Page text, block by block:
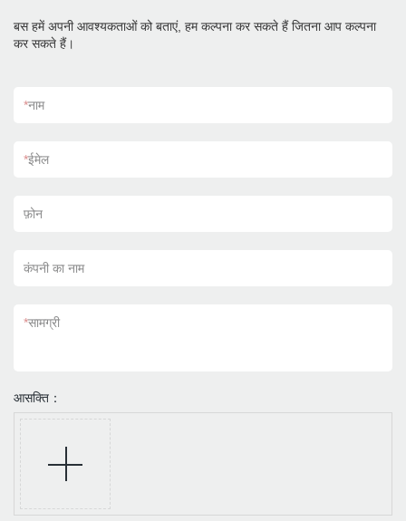
बस हमें अपनी आवश्यकताओं को बताएं, हम कल्पना कर सकते हैं जितना आप कल्पना
कर सकते हैं।
*नाम
*ईमेल
फ़ोन
कंपनी का नाम
*सामग्री
आसक्ति：